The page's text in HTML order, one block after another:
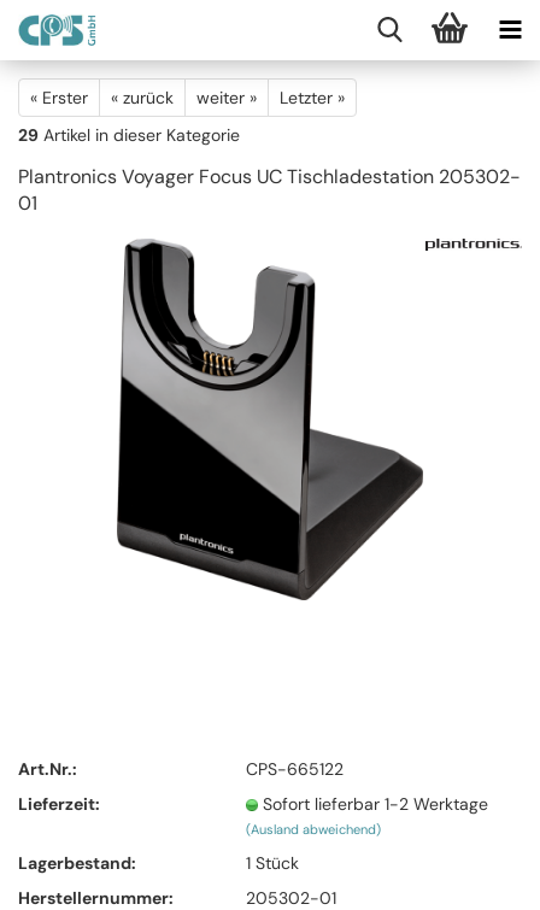
« Erster « zurück weiter »
Letzter »
29 Artikel in dieser Kategorie
Plantronics Voyager Focus UC Tischladestation 205302-
01
Art.Nr.:
CPS-665122
Lieferzeit:
Sofort lieferbar 1-2 Werktage
(Ausland abweichend)
Lagerbestand: 1Stück
Herstellernummer:
205302-01